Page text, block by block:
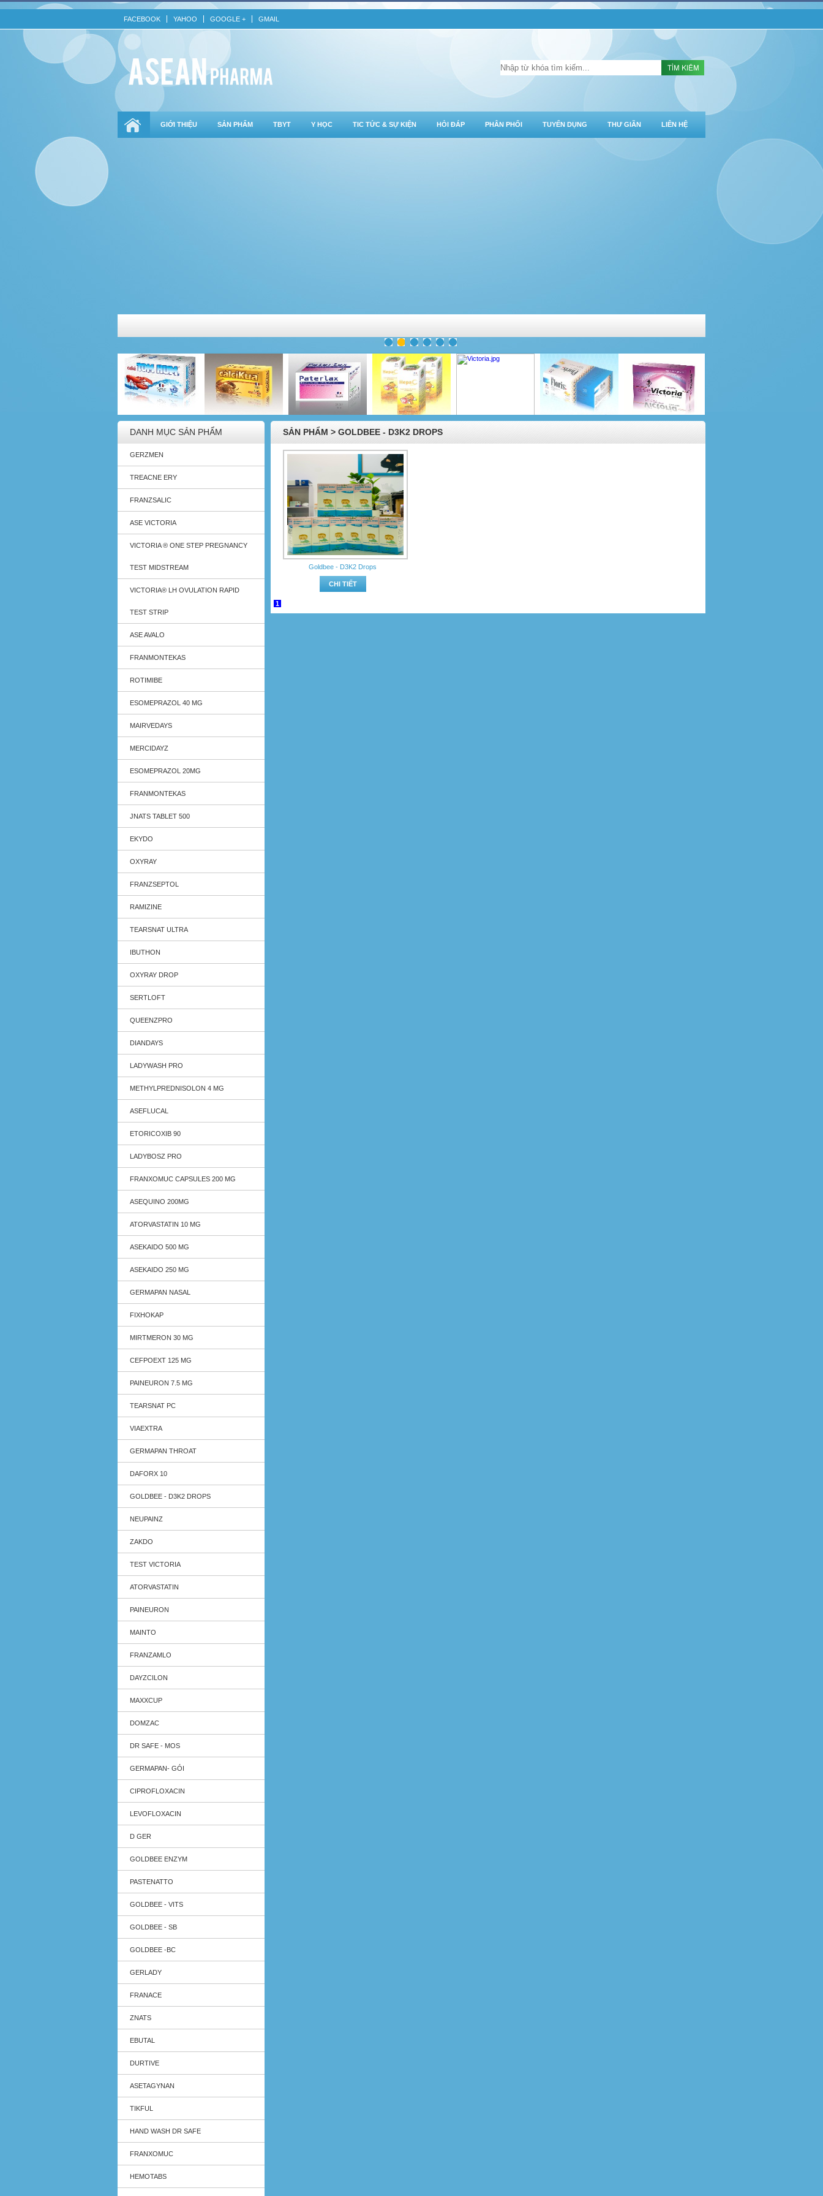
FACEBOOK YAHOO GOOGLE + GMAIL
GIỚI THIỆU SẢN PHẨM TBYT Y HỌC TIC TỨC & SỰ KIỆN HỎI ĐÁP PHÂN PHỐI TUYỂN DỤNG THƯ GIÃN LIÊN HỆ
DANH MỤC SẢN PHẨM
GERZMEN
TREACNE ERY
FRANZSALIC
ASE VICTORIA
VICTORIA ® ONE STEP PREGNANCY
TEST MIDSTREAM
VICTORIA® LH OVULATION RAPID
TEST STRIP
ASE AVALO
FRANMONTEKAS
ROTIMIBE
ESOMEPRAZOL 40 MG
MAIRVEDAYS
MERCIDAYZ
ESOMEPRAZOL 20MG
FRANMONTEKAS
JNATS TABLET 500
EKYDO
OXYRAY
FRANZSEPTOL
RAMIZINE
TEARSNAT ULTRA
IBUTHON
OXYRAY DROP
SERTLOFT
QUEENZPRO
DIANDAYS
LADYWASH PRO
METHYLPREDNISOLON 4 MG
ASEFLUCAL
ETORICOXIB 90
LADYBOSZ PRO
FRANXOMUC CAPSULES 200 MG
ASEQUINO 200MG
ATORVASTATIN 10 MG
ASEKAIDO 500 MG
ASEKAIDO 250 MG
GERMAPAN NASAL
FIXHOKAP
MIRTMERON 30 MG
CEFPOEXT 125 MG
PAINEURON 7.5 MG
TEARSNAT PC
VIAEXTRA
GERMAPAN THROAT
DAFORX 10
GOLDBEE - D3K2 DROPS
NEUPAINZ
ZAKDO
TEST VICTORIA
ATORVASTATIN
PAINEURON
MAINTO
FRANZAMLO
DAYZCILON
MAXXCUP
DOMZAC
DR SAFE - MOS
GERMAPAN- GÓI
CIPROFLOXACIN
LEVOFLOXACIN
D GER
GOLDBEE ENZYM
PASTENATTO
GOLDBEE - VITS
GOLDBEE - SB
GOLDBEE -BC
GERLADY
FRANACE
ZNATS
EBUTAL
DURTIVE
ASETAGYNAN
TIKFUL
HAND WASH DR SAFE
FRANXOMUC
HEMOTABS
SẢN PHẨM > GOLDBEE - D3K2 DROPS
Goldbee - D3K2 Drops
CHI TIẾT
1